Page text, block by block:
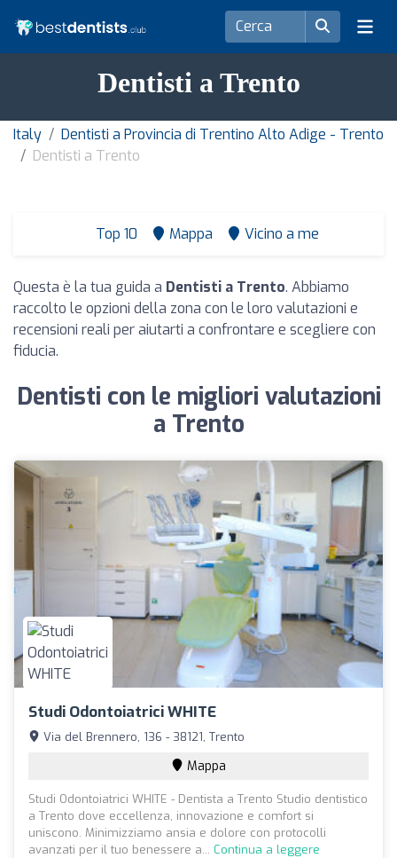
Dentisti a Trento
Italy
Dentisti a Provincia di Trentino Alto Adige - Trento
Dentisti a Trento
Top 10 Mappa Vicino a me
Questa è la tua guida a Dentisti a Trento. Abbiamo
raccolto le opzioni della zona con le loro valutazioni e
recensioni reali per aiutarti a confrontare e scegliere con
fiducia.
Dentisti con le migliori valutazioni
a Trento
Studi Odontoiatrici WHITE
Via del Brennero, 136 - 38121, Trento
Mappa
Studi Odontoiatrici WHITE - Dentista a Trento Studio dentistico
a Trento dove eccellenza, innovazione e comfort si
uniscono. Minimizziamo ansia e dolore con protocolli
avanzati per il tuo benessere a... Continua a leggere